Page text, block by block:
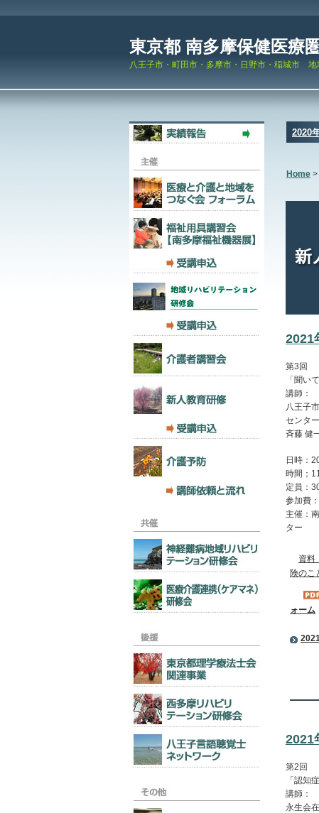
東京都 南多摩保健医療
八王子市・町田市・多摩市・日野市・稲城市
2020
Home >
2021
第3回
「聞い
講師：
八王子
センタ
斉藤 健
日時：
時間；
定員
参加費
主催：
ター
資料
険のこ
ォーム
2021
第2回
「認知
講師：
永生会